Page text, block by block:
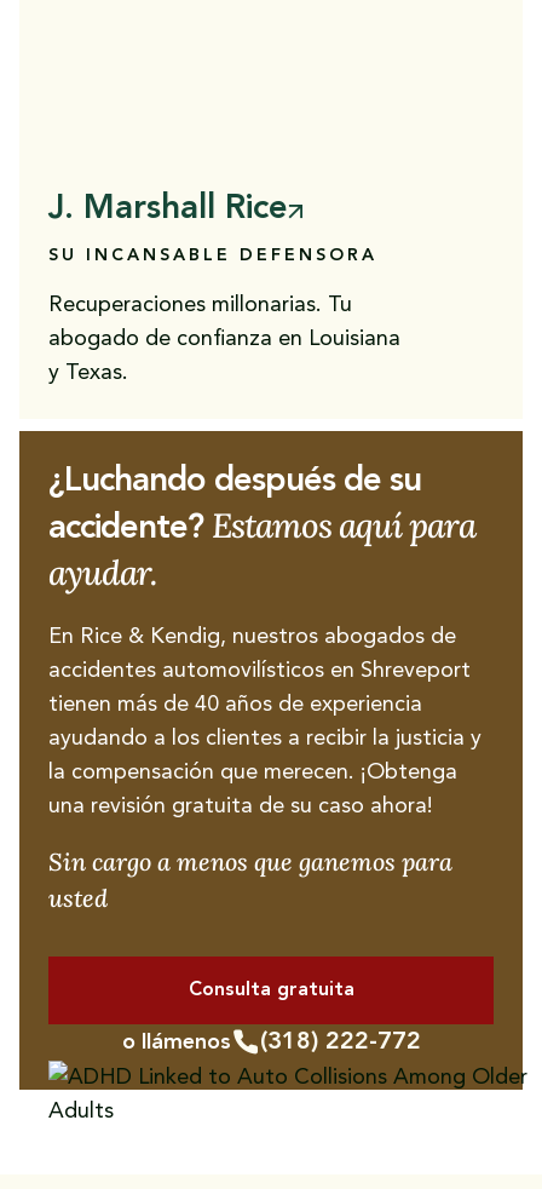
J. Marshall Rice
SU INCANSABLE DEFENSORA
Recuperaciones millonarias. Tu
abogado de confianza en Louisiana
y Texas.
¿Luchando después de su
accidente? Estamos aquí para
ayudar.
En Rice & Kendig, nuestros abogados de
accidentes automovilísticos en Shreveport
tienen más de 40 años de experiencia
ayudando a los clientes a recibir la justicia y
la compensación que merecen. ¡Obtenga
una revisión gratuita de su caso ahora!
Sin cargo a menos que ganemos para
usted
Consulta gratuita
o llámenos (318) 222-772